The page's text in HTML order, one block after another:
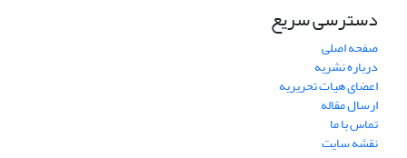
دسترسی سریع
صفحه اصلی
درباره نشریه
اعضای هیات تحریریه
ارسال مقاله
تماس با ما
نقشه سایت